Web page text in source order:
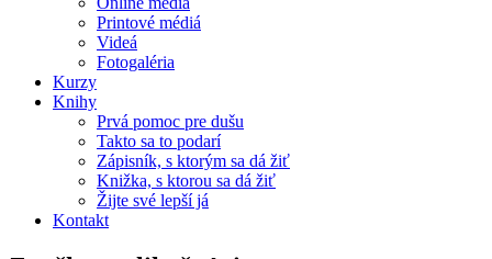
Printové médiá
Videá
Fotogaléria
Kurzy
Knihy
Prvá pomoc pre dušu
Takto sa to podarí
Zápisník, s ktorým sa dá žiť
Knižka, s ktorou sa dá žiť
Žijte své lepší já
Kontakt